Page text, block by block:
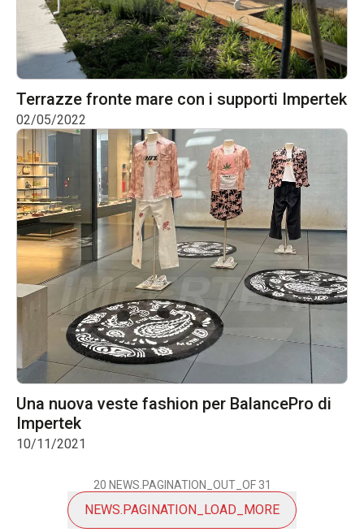
Terrazze fronte mare con i supporti Impertek
02/05/2022
Una nuova veste fashion per BalancePro di
Impertek
10/11/2021
20 NEWS.PAGINATION_OUT_OF 31
NEWS.PAGINATION_LOAD_MORE